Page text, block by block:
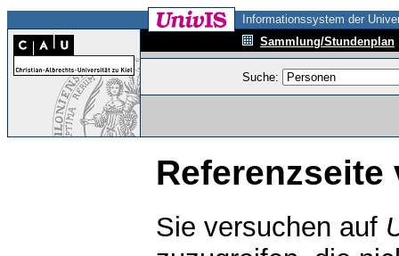
Informationssystem der
Sammlung/Stundenplan
Suche:
Referenzseite
Sie versuchen auf